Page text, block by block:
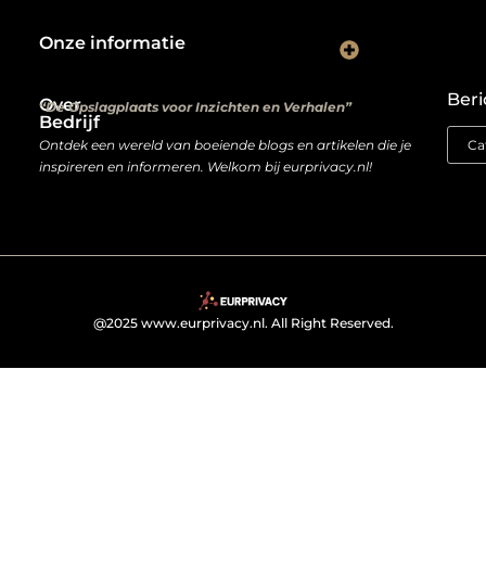
Over
Bedrijf
“De Opslagplaats voor Inzichten en Verhalen”
Ontdek een wereld van boeiende blogs en artikelen die je
inspireren en informeren. Welkom bij eurprivacy.nl!
Onze informatie
@2025 www.eurprivacy.nl. All Right Reserved.